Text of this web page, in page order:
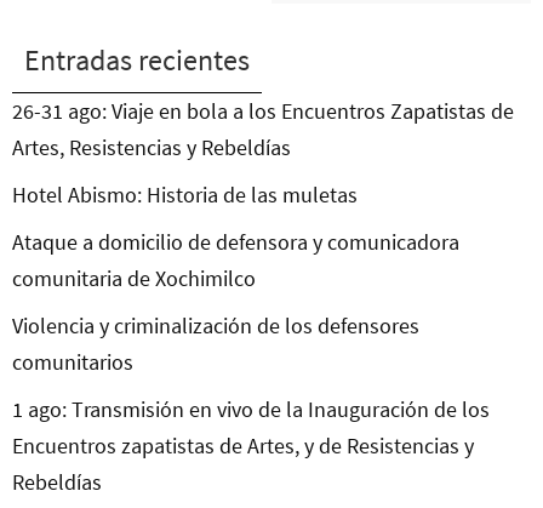
Entradas recientes
26-31 ago: Viaje en bola a los Encuentros Zapatistas de
Artes, Resistencias y Rebeldías
Hotel Abismo: Historia de las muletas
Ataque a domicilio de defensora y comunicadora
comunitaria de Xochimilco
Violencia y criminalización de los defensores
comunitarios
1 ago: Transmisión en vivo de la Inauguración de los
Encuentros zapatistas de Artes, y de Resistencias y
Rebeldías